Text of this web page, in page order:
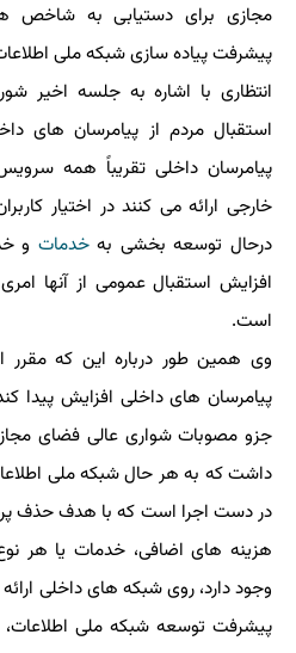
مجازی برای دستیابی به شاخص
پیشرفت پیاده سازی شبکه ملی
انتظاری با اشاره به جلسه اخیر
استقبال مردم از پیامرسان های
پیامرسان داخلی تقریباً همه
خارجی ارائه می کنند در اختیار
درحال توسعه بخشی بهخدمات و
افزایش استقبال عمومی از آنها
است.
وی همین طور درباره این که مقرر
پیامرسان های داخلی افزایش پیدا
جزو مصوبات شواری عالی فضای
داشت که به هر حال شبکه ملی
در دست اجرا است که با هدف حذف
هزینه های اضافی، خدمات یا هر
وجود دارد، روی شبکه های داخلی
پیشرفت توسعه شبکه ملی